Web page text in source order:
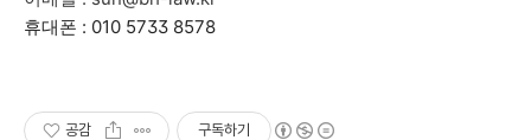
휴대폰 : 010 5733 8578
공감 구독하기